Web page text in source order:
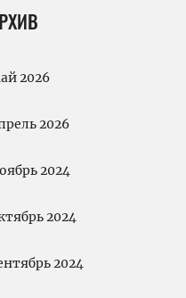
2026
2026
2024
2024
2024